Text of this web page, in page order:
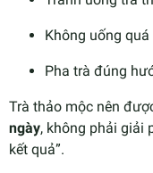
Không uống
Pha trà đúng
Trà thảo mộc nên
ngày, không phải giải
kết quả”.